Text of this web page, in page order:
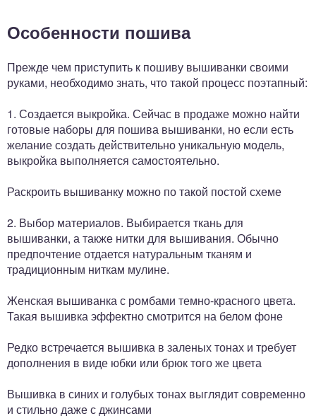
Особенности пошива
Прежде чем приступить к пошиву вышиванки своими
руками, необходимо знать, что такой процесс поэтапный:
1. Создается выкройка. Сейчас в продаже можно найти
готовые наборы для пошива вышиванки, но если есть
желание создать действительно уникальную модель,
выкройка выполняется самостоятельно.
Раскроить вышиванку можно по такой постой схеме
2. Выбор материалов. Выбирается ткань для
вышиванки, а также нитки для вышивания. Обычно
предпочтение отдается натуральным тканям и
традиционным ниткам мулине.
Женская вышиванка с ромбами темно-красного цвета.
Такая вышивка эффектно смотрится на белом фоне
Редко встречается вышивка в заленых тонах и требует
дополнения в виде юбки или брюк того же цвета
Вышивка в синих и голубых тонах выглядит современно
и стильно даже с джинсами